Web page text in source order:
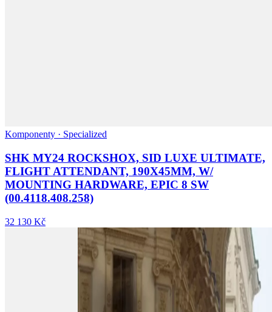
Komponenty · Specialized
SHK MY24 ROCKSHOX, SID LUXE ULTIMATE,
FLIGHT ATTENDANT, 190X45MM, W/
MOUNTING HARDWARE, EPIC 8 SW
(00.4118.408.258)
32 130 Kč